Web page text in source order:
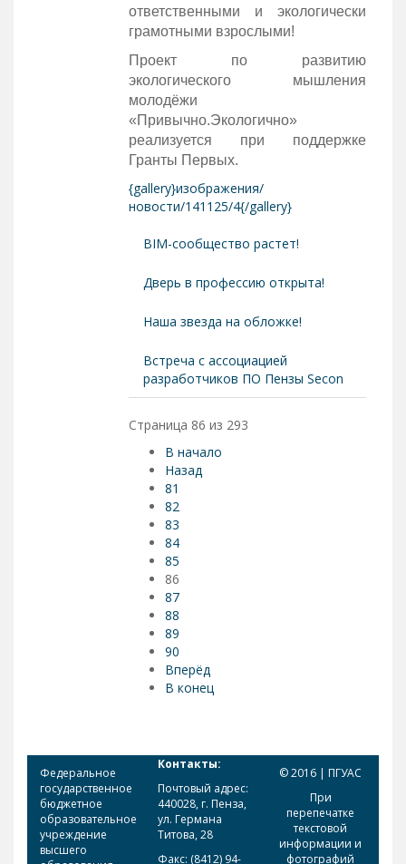
ответственными и экологически
грамотными взрослыми!
Проект по развитию
экологического мышления
молодёжи
«Привычно.Экологично»
реализуется при поддержке
Гранты Первых.
{gallery}изображения/
новости/141125/4{/gallery}
BIM-сообщество растет!
Дверь в профессию открыта!
Наша звезда на обложке!
Встреча с ассоциацией
разработчиков ПО Пензы Secon
Страница 86 из 293
В начало
Назад
81
82
83
84
85
86
87
88
89
90
Вперёд
В конец
Федеральное
государственное
бюджетное
образовательное
учреждение
высшего
Контакты:
Почтовый адрес:
440028, г. Пенза,
ул. Германа
Титова, 28
Факс: (8412) 94-
© 2016 | ПГУАС
При
перепечатке
текстовой
информации и
фотографий